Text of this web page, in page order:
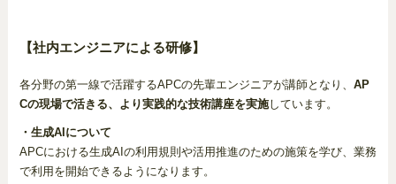
【社内エンジニアによる研修】
各分野の第一線で活躍するAPCの先輩エンジニアが講師となり、 AP
Cの現場で活きる、より実践的な技術講座を実施しています。
・生成AIについて
APCにおける生成AIの利用規則や活用推進のための施策を学び、業務
で利用を開始できるようになります。